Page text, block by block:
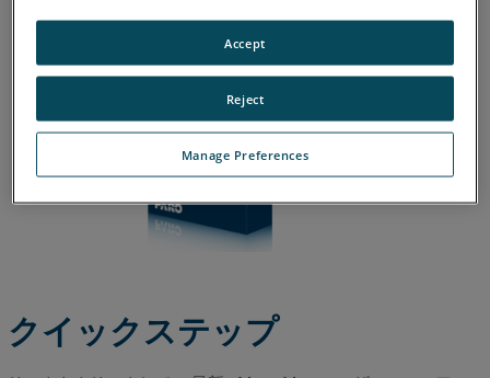
クイックステップ
Manage Preferences
Reject
Accept